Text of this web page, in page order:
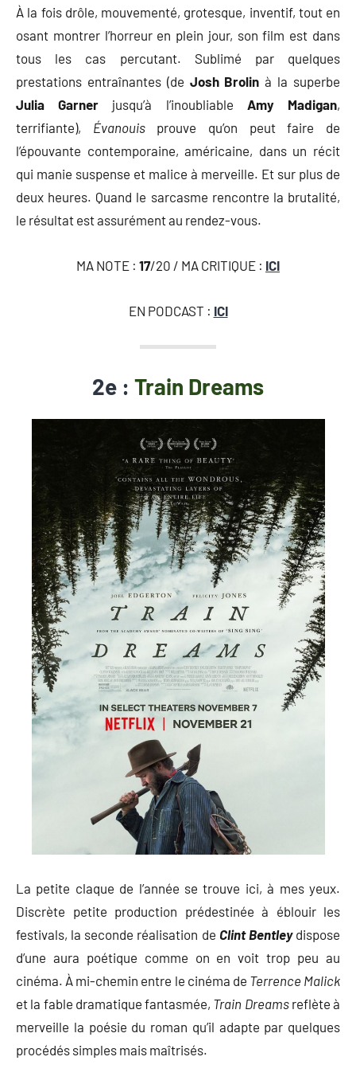
À la fois drôle, mouvementé, grotesque, inventif, tout en
osant montrer l’horreur en plein jour, son film est dans
tous les cas percutant. Sublimé par quelques
prestations entraînantes (de Josh Brolin à la superbe
Julia Garner jusqu’à l’inoubliable Amy Madigan,
terrifiante), Évanouisprouve qu’on peut faire de
l’épouvante contemporaine, américaine, dans un récit
qui manie suspense et malice à merveille. Et sur plus de
deux heures. Quand le sarcasme rencontre la brutalité,
le résultat est assurément au rendez-vous.
MA NOTE : 17/20 / MA CRITIQUE : ICI
EN PODCAST : ICI
2e : Train Dreams
La petite claque de l’année se trouve ici, à mes yeux.
Discrète petite production prédestinée à éblouir les
festivals, la seconde réalisation de Clint Bentleydispose
d’une aura poétique comme on en voit trop peu au
cinéma. À mi-chemin entre le cinéma de Terrence Malick
et la fable dramatique fantasmée, Train Dreamsreflète à
merveille la poésie du roman qu’il adapte par quelques
procédés simples mais maîtrisés.